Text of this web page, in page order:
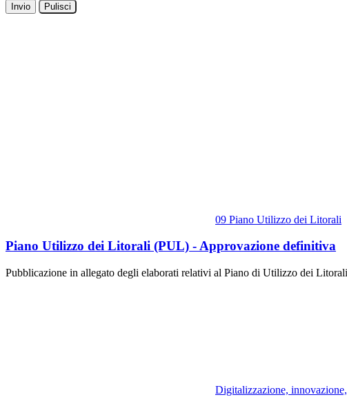
Invio Pulisci
09 Piano Utilizzo dei Litorali
Piano Utilizzo dei Litorali (PUL) - Approvazione definitiva
Pubblicazione in allegato degli elaborati relativi al Piano di Utilizzo dei Litorali
Digitalizzazione,